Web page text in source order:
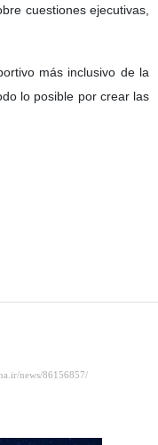
cuestiones ejecutivas,
más inclusivo de la
lo posible por crear las